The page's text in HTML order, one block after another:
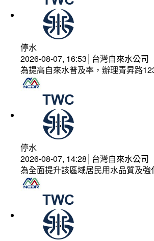
停水
2026-08-07, 16:53│台灣自來水公司
為提高自來水普及率，辦理青昇路
停水
2026-08-07, 14:28│台灣自來水公司
為全面提升該區域居民用水品質及